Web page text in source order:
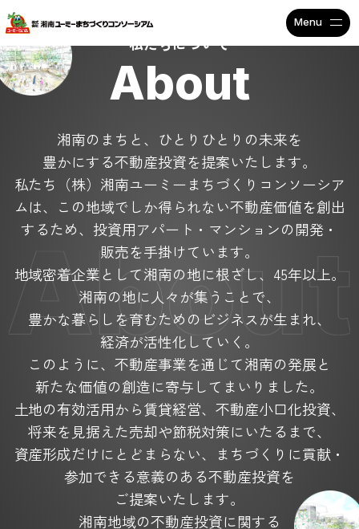
不動産投資で安定収入な
私たちについて
About
湘南のまちと、ひとりひとりの未来を
豊かにする不動産投資を提案いたします。
私たち（株）湘南ユーミーまちづくりコンソーシア
ムは、 この地域でしか得られない不動産価値を創出
するため、 投資用アパート・マンションの開発・
販売を手掛けています。
地域密着企業として湘南の地に根ざし、45年以上。
湘南の地に人々が集うことで、
豊かな暮らしを育むためのビジネスが生まれ、
経済が活性化していく。
このように、不動産事業を通じて湘南の発展と
新たな価値の創造に寄与してまいりました。
土地の有効活用から賃貸経営、不動産小口化投資、
将来を見据えた売却や節税対策にいたるまで、
資産形成だけにとどまらない、
まちづくりに貢献・
参加できる意義のある不動産投資を
ご提案いたします。
湘南地域の不動産投資に関する